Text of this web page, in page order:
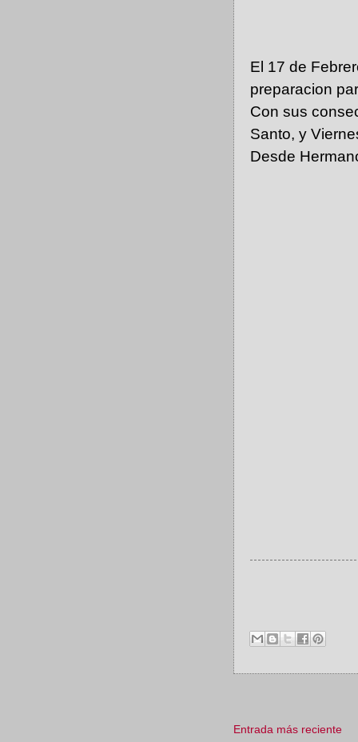
El 17 de
preparacion
Con sus
Santo, y
Desde
Entrada más reciente